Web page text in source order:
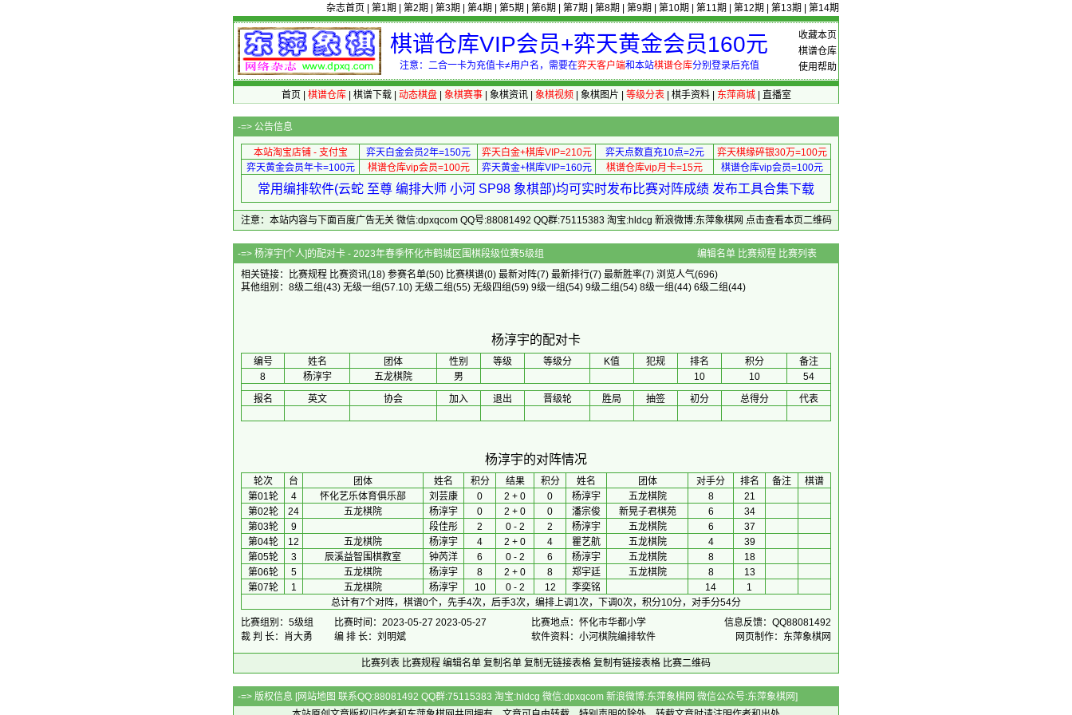
杂志首页 第1期 第2期 第3期 第4期 第5期 第6期 第7期 第8期 第9期 第10期 第11期 第12期 第13期 第14期
收藏本页
棋谱仓库
使用帮助
棋谱仓库VIP会员+弈天黄金会员160元
注意：二合一卡为充值卡≠用户名，需要在弈天客户端和本站棋谱仓库分别登录后充值
首页 棋谱仓库| 棋谱下载| 动态棋盘| 象棋赛事| 象棋资讯| 象棋视频 象棋图片 等级分表| 棋手资料| 东萍商城| 直播室
-=> 公告信息
本站淘宝店铺 - 支付宝 弈天白金会员2年=150元 弈天白金+棋库VIP=210元 弈天点数直充10点=2元
弈天棋缘碎银30万=100元
弈天黄金会员年卡=100元
棋谱仓库vip会员=100元 弈天黄金+棋库VIP=160元 棋谱仓库vip月卡=15元 棋谱仓库vip会员=100元
常用编排软件(云蛇 至尊 编排大师 小河 SP98 象棋部)均可实时发布比赛对阵成绩 发布工具合集下载
注意：本站内容与下面百度广告无关 微信:dpxqcom QQ号:88081492 QQ群:75115383 淘宝:hldcg 新浪微博:东萍象棋网 点击查看本页二维码
-=> 杨淳宇[个人]的配对卡 - 2023年春季怀化市鹤城区围棋段级位赛5级组 编辑名单 比赛规程 比赛列表
相关链接：
比赛规程 比赛资讯(18) 参赛名单(50) 比赛棋谱(0) 最新对阵(7) 最新排行(7) 最新胜率(7) 浏览人气(696)
其他组别： 8级二组(43) 无级一组(57.10) 无级二组(55) 无级四组(59) 9级一组(54) 9级二组(54) 8级一组(44) 6级二组(44)
杨淳宇的配对卡
编号 姓名 团体 性别 等级 等级分 K值 犯规 排名 积分
备注
8
杨淳宇 五龙棋院 男 10 10
54
报名
英文 协会 加入 退出 晋级轮 胜局 抽签 初分 总得分 代表
杨淳宇的对阵情况
轮次 台 团体 姓名 积分 结果 积分 姓名 团体 对手分 排名 备注
棋谱
第01轮
4 怀化艺乐体育俱乐部 刘芸康 0 2 + 0 0 杨淳宇 五龙棋院 8
21
第02轮
24 五龙棋院 杨淳宇 0 2 + 0 0 潘宗俊 新晃子君棋苑 6
34
第03轮
9 段佳彤 2 0 - 2 2 杨淳宇 五龙棋院 6
37
第04轮
12 五龙棋院 杨淳宇 4 2 + 0 4 瞿艺航 五龙棋院 4
39
第05轮
3 辰溪益智围棋教室 钟芮洋 6 0 - 2 6 杨淳宇 五龙棋院 8
18
第06轮
5 五龙棋院 杨淳宇 8 2 + 0 8 郑宇廷 五龙棋院 8
13
第07轮
1 五龙棋院 杨淳宇 10 0 - 2 12 李奕铭 14
1
总计有7个对阵，棋谱0个，先手4次，后手3次，编排上调1次，下调0次，积分10分，对手分54分
比赛组别：5级组
比赛时间：2023-05-27 2023-05-27 比赛地点：怀化市华都小学
信息反馈：QQ88081492
裁 判 长：肖大勇
编 排 长：刘明斌 软件资料：小河棋院编排软件 网页制作：东萍象棋网
比赛列表 比赛规程 编辑名单 复制名单 复制无链接表格 复制有链接表格 比赛二维码
-=> 版权信息 [网站地图 联系QQ:88081492 QQ群:75115383 淘宝:hldcg 微信:dpxqcom 新浪微博:东萍象棋网 微信公众号:东萍象棋网]